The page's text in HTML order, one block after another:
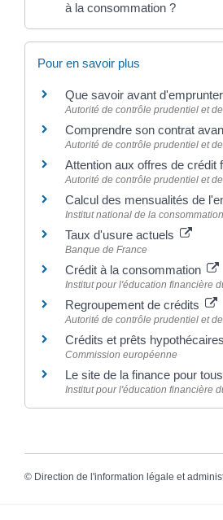
à la consommation ?
Pour en savoir plus
Que savoir avant
Autorité de contrôle prudentiel et
Comprendre son contrat
Autorité de contrôle prudentiel et
Attention aux offres de crédit
Autorité de contrôle prudentiel et
Calcul des mensualités de
Institut national de la
Taux d'usure actuels
Banque de France
Crédit à la consommation
Institut pour l'éducation financière
Regroupement de crédits
Autorité de contrôle prudentiel et
Crédits et prêts
Commission européenne
Le site de la finance pour tous
Institut pour l'éducation financière
© Direction de l'information légale et